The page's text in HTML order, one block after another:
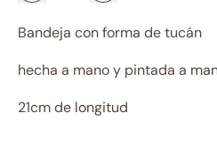
Bandeja con forma de tucán
hecha a mano y pintada a
21cm de longitud